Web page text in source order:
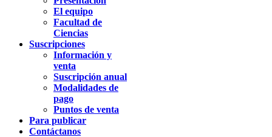
El equipo
Facultad de
Ciencias
Suscripciones
Información y
venta
Suscripción anual
Modalidades de
pago
Puntos de venta
Para publicar
Contáctanos